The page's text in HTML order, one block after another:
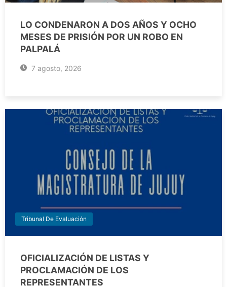
LO CONDENARON A DOS AÑOS Y OCHO
MESES DE PRISIÓN POR UN ROBO EN
PALPALÁ
7 agosto, 2026
Tribunal De Evaluación
OFICIALIZACIÓN DE LISTAS Y
PROCLAMACIÓN DE LOS
REPRESENTANTES